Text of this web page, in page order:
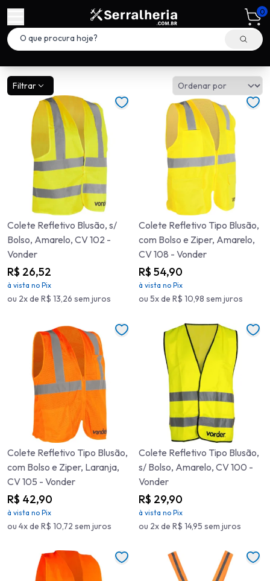
0
Filtrar
Colete Refletivo Blusão, s/
Bolso, Amarelo, CV 102 -
Vonder
R$ 26,52
à vista no Pix
ou 2x de R$ 13,26 sem juros
Colete Refletivo Tipo Blusão,
com Bolso e Ziper, Amarelo,
CV 108 - Vonder
R$ 54,90
à vista no Pix
ou 5x de R$ 10,98 sem juros
Colete Refletivo Tipo Blusão,
com Bolso e Ziper, Laranja,
CV 105 - Vonder
R$ 42,90
à vista no Pix
ou 4x de R$ 10,72 sem juros
Colete Refletivo Tipo Blusão,
s/ Bolso, Amarelo, CV 100 -
Vonder
R$ 29,90
à vista no Pix
ou 2x de R$ 14,95 sem juros